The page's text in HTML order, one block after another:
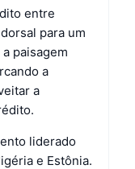
entre
para um
paisagem
a
a
liderado
e Estônia.